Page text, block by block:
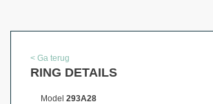
< Ga terug
RING DETAILS
Model 293A28